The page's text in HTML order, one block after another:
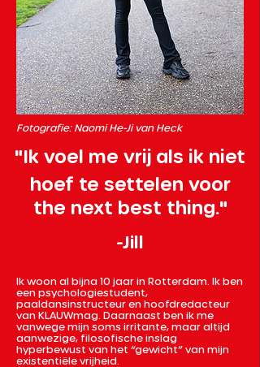
Fotografie: Naomi He-Ji van Heck
"Ik voel me vrij als ik niet
hoef te settelen voor
the next best thing."
-Jill
Ik woon al bijna 10 jaar in Rotterdam. Ik ben
een psychologiestudent,
paaldansinstructeur en hoofdredacteur
van KLAUWmag. Daarnaast ben ik me
vanwege mijn soms irritante, maar altijd
aanwezige, filosofische inslag
hyperbewust van het “gewicht” van mijn
existentiële vrijheid.